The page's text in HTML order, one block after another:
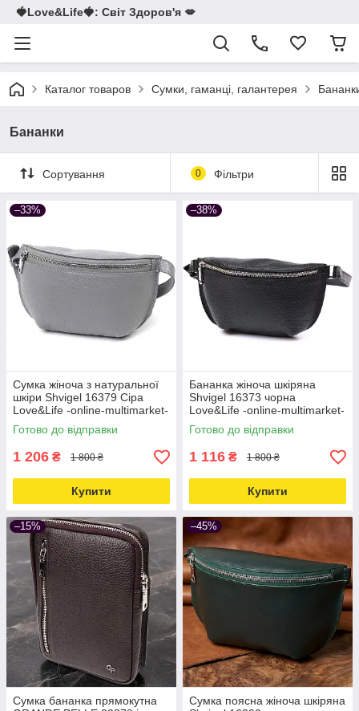
🍓Love&Life🍓: Світ Здоров'я 💋
Каталог товаров Сумки, гаманці, галантерея
Бананки
Сортування 0 Фільтри
–33%
Сумка жіноча з натуральної
шкіри Shvigel 16379 Сіра
Love&Life -online-multimarket-
Готово до відправки
1 206 ₴ 1 800 ₴
Купити
–38%
Бананка жіноча шкіряна
Shvigel 16373 чорна
Love&Life -online-multimarket-
Готово до відправки
1 116 ₴ 1 800 ₴
Купити
–15%
Сумка бананка прямокутна
–45%
Сумка поясна жіноча шкіряна